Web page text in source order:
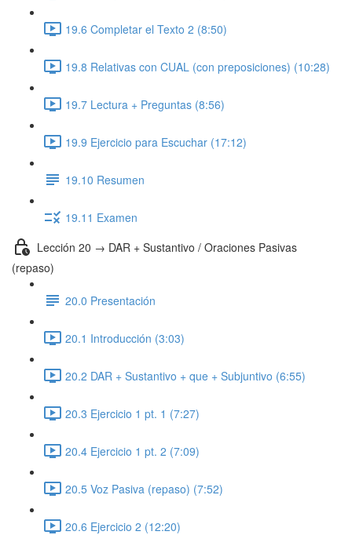
19.6 Completar el Texto 2 (8:50)
19.8 Relativas con CUAL (con preposiciones) (10:28)
19.7 Lectura + Preguntas (8:56)
19.9 Ejercicio para Escuchar (17:12)
19.10 Resumen
19.11 Examen
Lección 20 → DAR + Sustantivo / Oraciones Pasivas
(repaso)
20.0 Presentación
20.1 Introducción (3:03)
20.2 DAR + Sustantivo + que + Subjuntivo (6:55)
20.3 Ejercicio 1 pt. 1 (7:27)
20.4 Ejercicio 1 pt. 2 (7:09)
20.5 Voz Pasiva (repaso) (7:52)
20.6 Ejercicio 2 (12:20)